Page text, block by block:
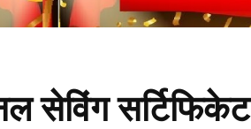
सेविंग सर्टिफिकेट